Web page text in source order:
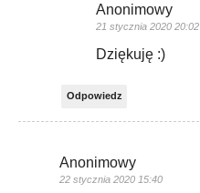
Anonimowy
21 stycznia 2020 20:02
Dziękuję :)
Odpowiedz
Anonimowy
22 stycznia 2020 15:40